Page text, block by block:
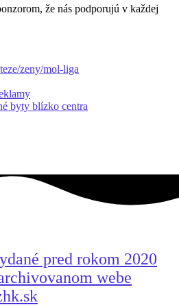
že nás podporujú v každej
zeny/mol-liga
byty blízko centra
pred rokom 2020
webe